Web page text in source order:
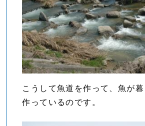
こうして魚道を作って、魚が
作っているのです。